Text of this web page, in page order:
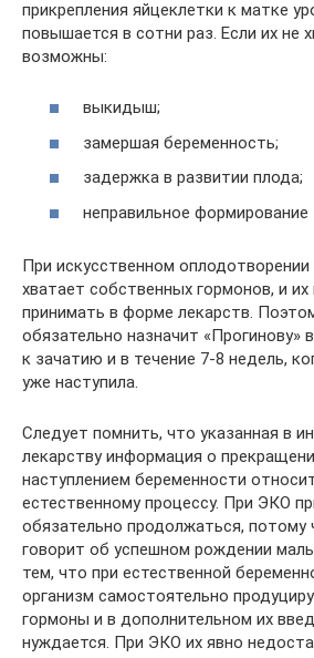
прикрепления яйцеклетки к матке
повышается в сотни раз. Если их не
возможны:
выкидыш;
замершая беременность;
задержка в развитии плода;
неправильное формирование
При искусственном оплодотворении
хватает собственных гормонов, и
принимать в форме лекарств.
обязательно назначит «Прогинову»
к зачатию и в течение 7-8 недель,
уже наступила.
Следует помнить, что указанная в
лекарству информация о
наступлением беременности
естественному процессу. При ЭКО
обязательно продолжаться, потому
говорит об успешном рождении
тем, что при естественной
организм самостоятельно
гормоны и в дополнительном их
нуждается. При ЭКО их явно